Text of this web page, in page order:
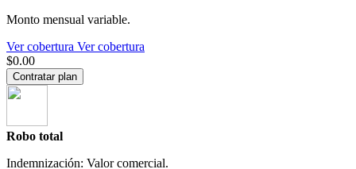
Monto mensual variable.
Ver cobertura Ver cobertura
$0.00
Contratar plan
Robo total
Indemnización: Valor comercial.